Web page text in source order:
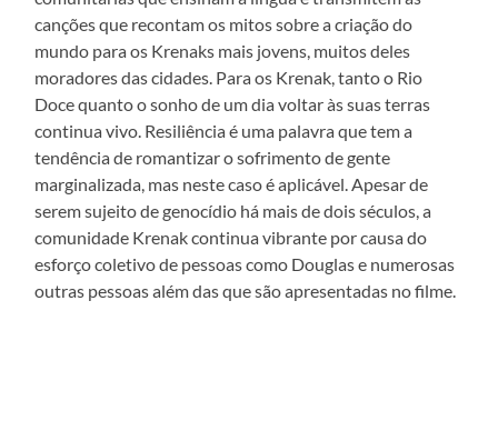
canções que recontam os mitos sobre a criação do
mundo para os Krenaks mais jovens, muitos deles
moradores das cidades. Para os Krenak, tanto o Rio
Doce quanto o sonho de um dia voltar às suas terras
continua vivo. Resiliência é uma palavra que tem a
tendência de romantizar o sofrimento de gente
marginalizada, mas neste caso é aplicável. Apesar de
serem sujeito de genocídio há mais de dois séculos, a
comunidade Krenak continua vibrante por causa do
esforço coletivo de pessoas como Douglas e numerosas
outras pessoas além das que são apresentadas no filme.